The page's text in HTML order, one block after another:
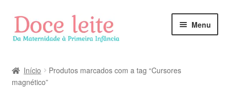
Pular
para
navegação
Pular
para
o
Menu
Início
Produtos marcados com a tag “Cursores
magnético”